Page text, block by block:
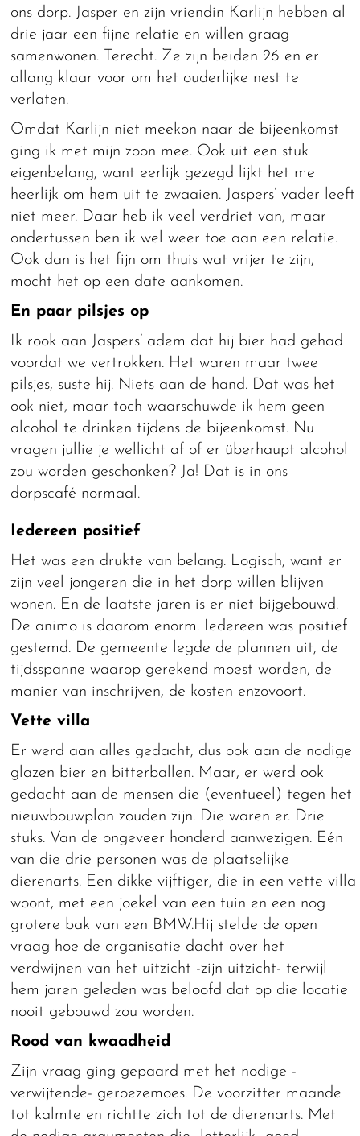
ons dorp. Jasper en zijn vriendin Karlijn hebben al
drie jaar een fijne relatie en willen graag
samenwonen. Terecht. Ze zijn beiden 26 en er
allang klaar voor om het ouderlijke nest te
verlaten.
Omdat Karlijn niet meekon naar de bijeenkomst
ging ik met mijn zoon mee. Ook uit een stuk
eigenbelang, want eerlijk gezegd lijkt het me
heerlijk om hem uit te zwaaien. Jaspers’ vader leeft
niet meer. Daar heb ik veel verdriet van, maar
ondertussen ben ik wel weer toe aan een relatie.
Ook dan is het fijn om thuis wat vrijer te zijn,
mocht het op een date aankomen.
En paar pilsjes op
Ik rook aan Jaspers’ adem dat hij bier had gehad
voordat we vertrokken. Het waren maar twee
pilsjes, suste hij. Niets aan de hand. Dat was het
ook niet, maar toch waarschuwde ik hem geen
alcohol te drinken tijdens de bijeenkomst. Nu
vragen jullie je wellicht af of er überhaupt alcohol
zou worden geschonken? Ja! Dat is in ons
dorpscafé normaal.
Iedereen positief
Het was een drukte van belang. Logisch, want er
zijn veel jongeren die in het dorp willen blijven
wonen. En de laatste jaren is er niet bijgebouwd.
De animo is daarom enorm. Iedereen was positief
gestemd. De gemeente legde de plannen uit, de
tijdsspanne waarop gerekend moest worden, de
manier van inschrijven, de kosten enzovoort.
Vette villa
Er werd aan alles gedacht, dus ook aan de nodige
glazen bier en bitterballen. Maar, er werd ook
gedacht aan de mensen die (eventueel) tegen het
nieuwbouwplan zouden zijn. Die waren er. Drie
stuks. Van de ongeveer honderd aanwezigen. Eén
van die drie personen was de plaatselijke
dierenarts. Een dikke vijftiger, die in een vette villa
woont, met een joekel van een tuin en een nog
grotere bak van een BMW.Hij stelde de open
vraag hoe de organisatie dacht over het
verdwijnen van het uitzicht -zijn uitzicht- terwijl
hem jaren geleden was beloofd dat op die locatie
nooit gebouwd zou worden.
Rood van kwaadheid
Zijn vraag ging gepaard met het nodige -
verwijtende- geroezemoes. De voorzitter maande
tot kalmte en richtte zich tot de dierenarts. Met